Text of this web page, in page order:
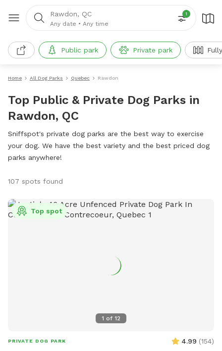
Rawdon, QC
Any date • Any time
1
Public park Private park
Home All Dog Parks Quebec Rawdon
Top Public & Private Dog Parks in
Rawdon, QC
Sniffspot's private dog parks are the best way to exercise
your dog. We have the best variety and the best priced dog
parks anywhere!
107 spots found
1 of 12
Top spot
PRIVATE DOG PARK 4.99 (154)